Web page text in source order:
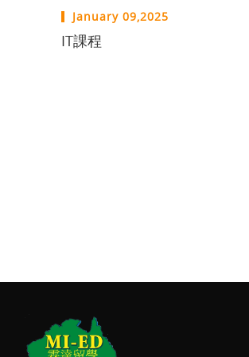
January 09,2025
IT課程